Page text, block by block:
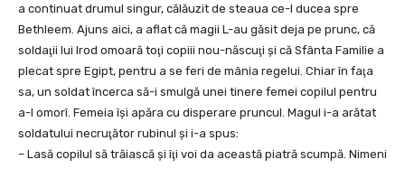
a continuat drumul singur, călăuzit de steaua ce-l ducea spre
Bethleem. Ajuns aici, a aflat că magii L-au găsit deja pe prunc, că
soldaţii lui Irod omoară toţi copiii nou-născuţi şi că Sfânta Familie a
plecat spre Egipt, pentru a se feri de mânia regelui. Chiar în faţa
sa, un soldat încerca să-i smulgă unei tinere femei copilul pentru
a-l omorî. Femeia îşi apăra cu disperare pruncul. Magul i-a arătat
soldatului necruţător rubinul şi i-a spus:
– Lasă copilul să trăiască şi îţi voi da această piatră scumpă. Nimeni